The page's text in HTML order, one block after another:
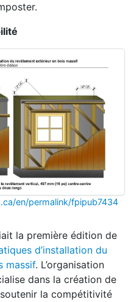
en/permalink/fpipub7434
la première édition de
d’installation du
massif. L’organisation
dans la création de
la compétitivité